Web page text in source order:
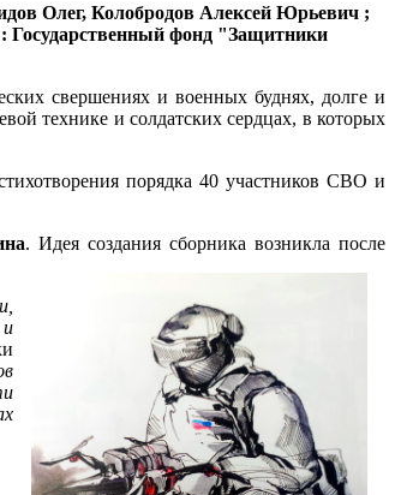
Олег, Колобродов Алексей Юрьевич ;
Государственный фонд "Защитники
свершениях и военных буднях, долге и
технике и солдатских сердцах, в которых
порядка 40 участников СВО и
. Идея создания сборника возникла после
и